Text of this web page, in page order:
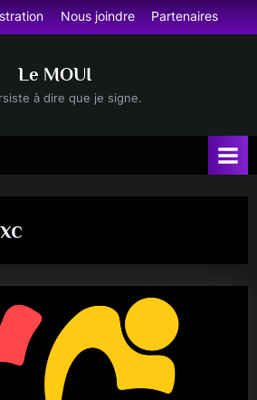
Nous joindre Partenaires
Le MOUI
à dire que je signe.